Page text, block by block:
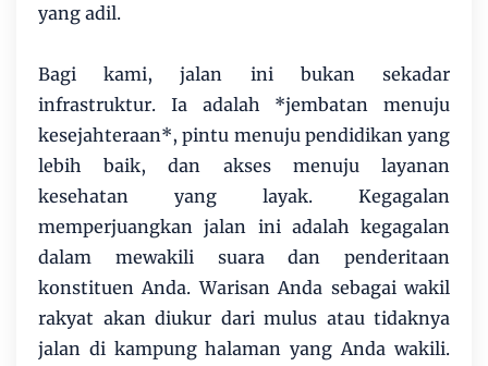
yang adil.
Bagi kami, jalan ini bukan sekadar
infrastruktur. Ia adalah *jembatan menuju
kesejahteraan*, pintu menuju pendidikan yang
lebih baik, dan akses menuju layanan
kesehatan yang layak. Kegagalan
memperjuangkan jalan ini adalah kegagalan
dalam mewakili suara dan penderitaan
konstituen Anda. Warisan Anda sebagai wakil
rakyat akan diukur dari mulus atau tidaknya
jalan di kampung halaman yang Anda wakili.